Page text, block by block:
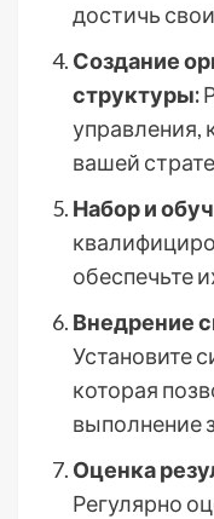
достичь
Создание
структуры:
управления,
вашей
Набор и
обеспечьте
Внедрение
Установите
которая
выполнение
Оценка
Регулярно